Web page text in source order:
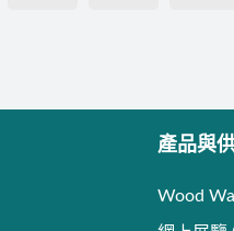
產品與
Wood